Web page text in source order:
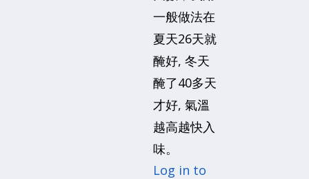
一般做法在
夏天26天就
醃好, 冬天
醃了40多天
才好, 氣溫
越高越快入
味。
Log in to